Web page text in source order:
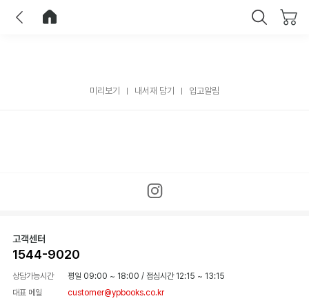
미리보기 내서재 담기 입고알림
고객센터
1544-9020
상담가능시간 평일 09:00 ~ 18:00 / 점심시간 12:15 ~ 13:15
대표 메일
customer@ypbooks.co.kr